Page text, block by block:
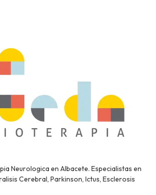
Neurologica en Albacete. Especialistas en
Cerebral, Parkinson, Ictus, Esclerosis